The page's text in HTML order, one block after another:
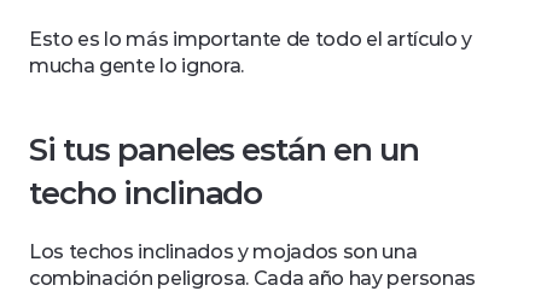
Esto es lo más importante de todo el artículo y
mucha gente lo ignora.
Si tus paneles están en un
techo inclinado
Los techos inclinados y mojados son una
combinación peligrosa. Cada año hay personas